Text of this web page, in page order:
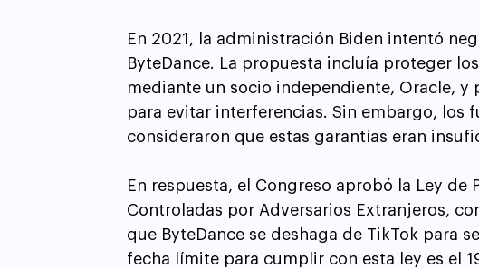
En 2021, la administración Biden intentó
ByteDance. La propuesta incluía proteger
mediante un socio independiente, Oracle,
para evitar interferencias. Sin embargo, los
consideraron que estas garantías eran
En respuesta, el Congreso aprobó la Ley
Controladas por Adversarios Extranjeros,
que ByteDance se deshaga de TikTok para
fecha límite para cumplir con esta ley es el